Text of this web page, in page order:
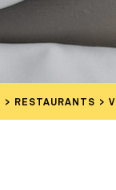
RESTAURANTS